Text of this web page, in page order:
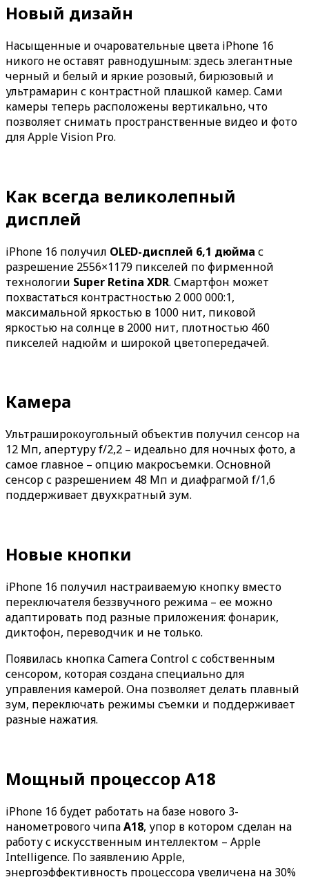
Новый дизайн
Насыщенные и очаровательные цвета iPhone 16
никого не оставят равнодушным: здесь элегантные
черный и белый и яркие розовый, бирюзовый и
ультрамарин с контрастной плашкой камер. Сами
камеры теперь расположены вертикально, что
позволяет снимать пространственные видео и фото
для Apple Vision Pro.
Как всегда великолепный
дисплей
iPhone 16 получил OLED-дисплей 6,1 дюйма с
разрешение 2556×1179 пикселей по фирменной
технологии Super Retina XDR. Смартфон может
похвастаться контрастностью 2 000 000:1,
максимальной яркостью в 1000 нит, пиковой
яркостью на солнце в 2000 нит, плотностью 460
пикселей надюйм и широкой цветопередачей.
Камера
Ультраширокоугольный объектив получил сенсор на
12 Мп, апертуру f/2,2 – идеально для ночных фото, а
самое главное – опцию макросъемки. Основной
сенсор с разрешением 48 Мп и диафрагмой f/1,6
поддерживает двухкратный зум.
Новые кнопки
iPhone 16 получил настраиваемую кнопку вместо
переключателя беззвучного режима – ее можно
адаптировать под разные приложения: фонарик,
диктофон, переводчик и не только.
Появилась кнопка Camera Control с собственным
сенсором, которая создана специально для
управления камерой. Она позволяет делать плавный
зум, переключать режимы съемки и поддерживает
разные нажатия.
Мощный процессор A18
iPhone 16 будет работать на базе нового 3-
нанометрового чипаA18, упор в котором сделан на
работу с искусственным интеллектом – Apple
Intelligence. По заявлению Apple,
энергоэффективность процессора увеличена на 30%